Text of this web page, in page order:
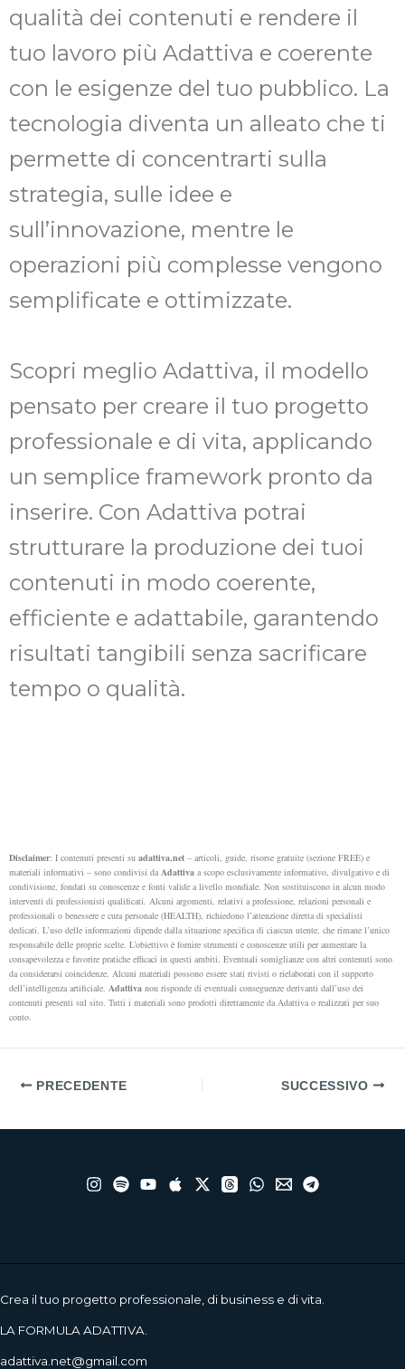
qualità dei contenuti e rendere il
tuo lavoro più Adattiva e coerente
con le esigenze del tuo pubblico. La
tecnologia diventa un alleato che ti
permette di concentrarti sulla
strategia, sulle idee e
sull’innovazione, mentre le
operazioni più complesse vengono
semplificate e ottimizzate.
Scopri meglio Adattiva, il modello
pensato per creare il tuo progetto
professionale e di vita, applicando
un semplice framework pronto da
inserire. Con Adattiva potrai
strutturare la produzione dei tuoi
contenuti in modo coerente,
efficiente e adattabile, garantendo
risultati tangibili senza sacrificare
tempo o qualità.
Disclaimer: I contenuti presenti su adattiva.net – articoli, guide, risorse gratuite (sezione FREE) e
materiali informativi – sono condivisi da Adattiva a scopo esclusivamente informativo, divulgativo e di
condivisione, fondati su conoscenze e fonti valide a livello mondiale. Non sostituiscono in alcun modo
interventi di professionisti qualificati. Alcuni argomenti, relativi a professione, relazioni personali e
professionali o benessere e cura personale (HEALTH), richiedono l’attenzione diretta di specialisti
dedicati. L’uso delle informazioni dipende dalla situazione specifica di ciascun utente, che rimane l’unico
responsabile delle proprie scelte. L’obiettivo è fornire strumenti e conoscenze utili per aumentare la
consapevolezza e favorire pratiche efficaci in questi ambiti. Eventuali somiglianze con altri contenuti sono
da considerarsi coincidenze. Alcuni materiali possono essere stati rivisti o rielaborati con il supporto
dell’intelligenza artificiale. Adattiva non risponde di eventuali conseguenze derivanti dall’uso dei
contenuti presenti sul sito. Tutti i materiali sono prodotti direttamente da Adattiva o realizzati per suo
conto.
PRECEDENTE SUCCESSIVO
Crea il tuo progetto professionale, di business e di vita.
LA FORMULA ADATTIVA.
adattiva.net@gmail.com